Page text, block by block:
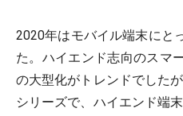
2020年はモバイル端末にと
た。ハイエンド志向のスマ
の大型化がトレンドでした
シリーズで、ハイエンド端